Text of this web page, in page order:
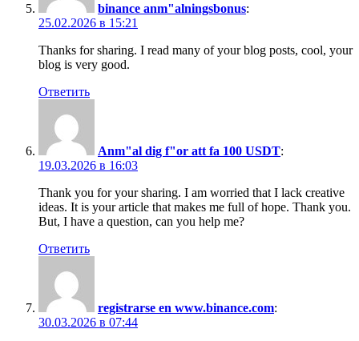
binance anm"alningsbonus:
25.02.2026 в 15:21
Thanks for sharing. I read many of your blog posts, cool, your
blog is very good.
Ответить
Anm"al dig f"or att fa 100 USDT:
19.03.2026 в 16:03
Thank you for your sharing. I am worried that I lack creative
ideas. It is your article that makes me full of hope. Thank you.
But, I have a question, can you help me?
Ответить
registrarse en www.binance.com:
30.03.2026 в 07:44